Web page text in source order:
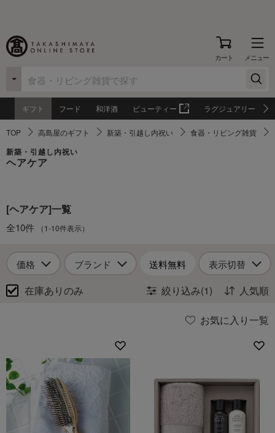
カート メニュー
ギフト フード 和洋酒 ビューティー ラグジュアリー
TOP 高島屋のギフト 新築・引越し内祝い 食器・リビング雑貨
新築・引越し内祝い
ヘアケア
[ヘアケア]一覧
全10件 （1-10件表示）
価格 ブランド 送料無料 表示切替
在庫ありのみ 絞り込み(1) 人気順
お気に入り一覧